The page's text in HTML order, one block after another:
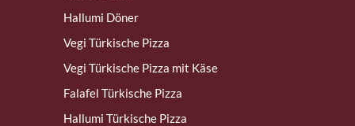
Hallumi Döner
Vegi Türkische Pizza
Vegi Türkische Pizza mit Käse
Falafel Türkische Pizza
Hallumi Türkische Pizza